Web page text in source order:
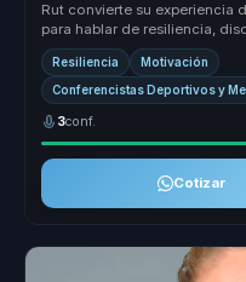
Rut convierte su experiencia
para hablar de resiliencia,
ejemp...
Resiliencia Motivación
Conferencistas Deportivos y
3conf.
Cotizar